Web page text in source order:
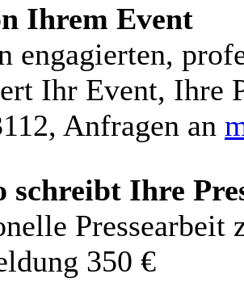
Ihrem Event
engagierten,
Ihr Event, Ihre
Anfragen an
schreibt Ihre
Pressearbeit
350 €